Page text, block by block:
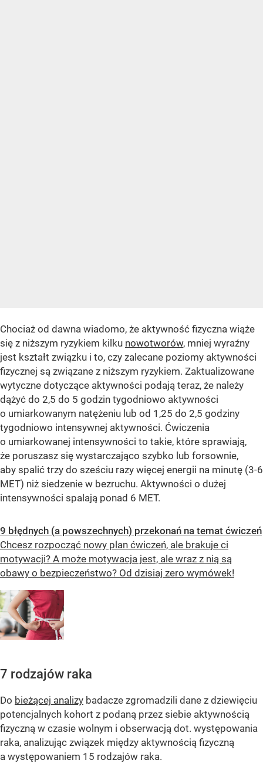
Chociaż od dawna wiadomo, że aktywność fizyczna wiąże
się z niższym ryzykiem kilku nowotworów, mniej wyraźny
jest kształt związku i to, czy zalecane poziomy aktywności
fizycznej są związane z niższym ryzykiem. Zaktualizowane
wytyczne dotyczące aktywności podają teraz, że należy
dążyć do 2,5 do 5 godzin tygodniowo aktywności
o umiarkowanym natężeniu lub od 1,25 do 2,5 godziny
tygodniowo intensywnej aktywności. Ćwiczenia
o umiarkowanej intensywności to takie, które sprawiają,
że poruszasz się wystarczająco szybko lub forsownie,
aby spalić trzy do sześciu razy więcej energii na minutę (3-6
MET) niż siedzenie w bezruchu. Aktywności o dużej
intensywności spalają ponad 6 MET.
9 błędnych (a powszechnych) przekonań na temat ćwiczeń
Chcesz rozpocząć nowy plan ćwiczeń, ale brakuje ci
motywacji? A może motywacja jest, ale wraz z nią są
obawy o bezpieczeństwo? Od dzisiaj zero wymówek!
7 rodzajów raka
Do bieżącej analizy badacze zgromadzili dane z dziewięciu
potencjalnych kohort z podaną przez siebie aktywnością
fizyczną w czasie wolnym i obserwacją dot. występowania
raka, analizując związek między aktywnością fizyczną
a występowaniem 15 rodzajów raka.